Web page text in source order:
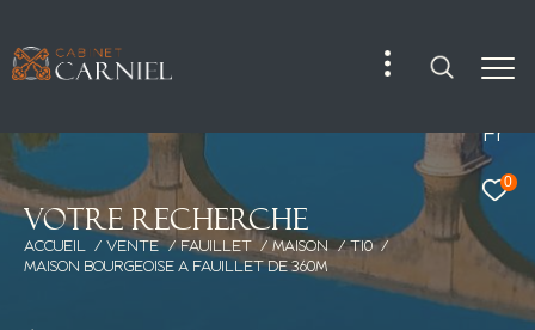
Fr
0
Votre recherche
ACCUEIL VENTE FAUILLET MAISON
T10
MAISON BOURGEOISE A FAUILLET DE 360M